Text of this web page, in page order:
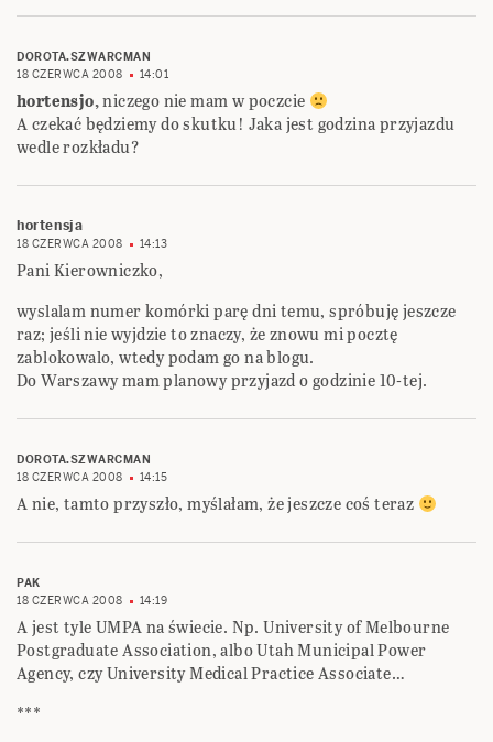
DOROTA.SZWARCMAN
18 CZERWCA 2008
14:01
hortensjo,niczego nie mam w poczcie
A czekać będziemy do skutku! Jaka jest godzina przyjazdu
wedle rozkładu?
hortensja
18 CZERWCA 2008 14:13
Pani Kierowniczko,
wyslalam numer komórki parę dni temu, spróbuję jeszcze
raz; jeśli nie wyjdzie to znaczy, że znowu mi pocztę
zablokowalo, wtedy podam go na blogu.
Do Warszawy mam planowy przyjazd o godzinie 10-tej.
DOROTA.SZWARCMAN
18 CZERWCA 2008
14:15
A nie, tamto przyszło, myślałam, że jeszcze coś teraz
PAK
18 CZERWCA 2008
14:19
A jest tyle UMPA na świecie. Np. University of Melbourne
Postgraduate Association, albo Utah Municipal Power
Agency, czy University Medical Practice Associate…
***